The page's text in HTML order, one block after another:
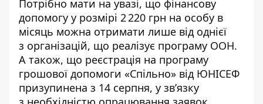
Потрібно мати на увазі, що фінансову
допомогу у розмірі 2 220 грн на особу в
місяць можна отримати лише від однієї
з організацій, що реалізує програму ООН.
А також, що реєстрація на програму
грошової допомоги «Спільно» від ЮНІСЕФ
призупинена з 14 серпня, у зв’язку